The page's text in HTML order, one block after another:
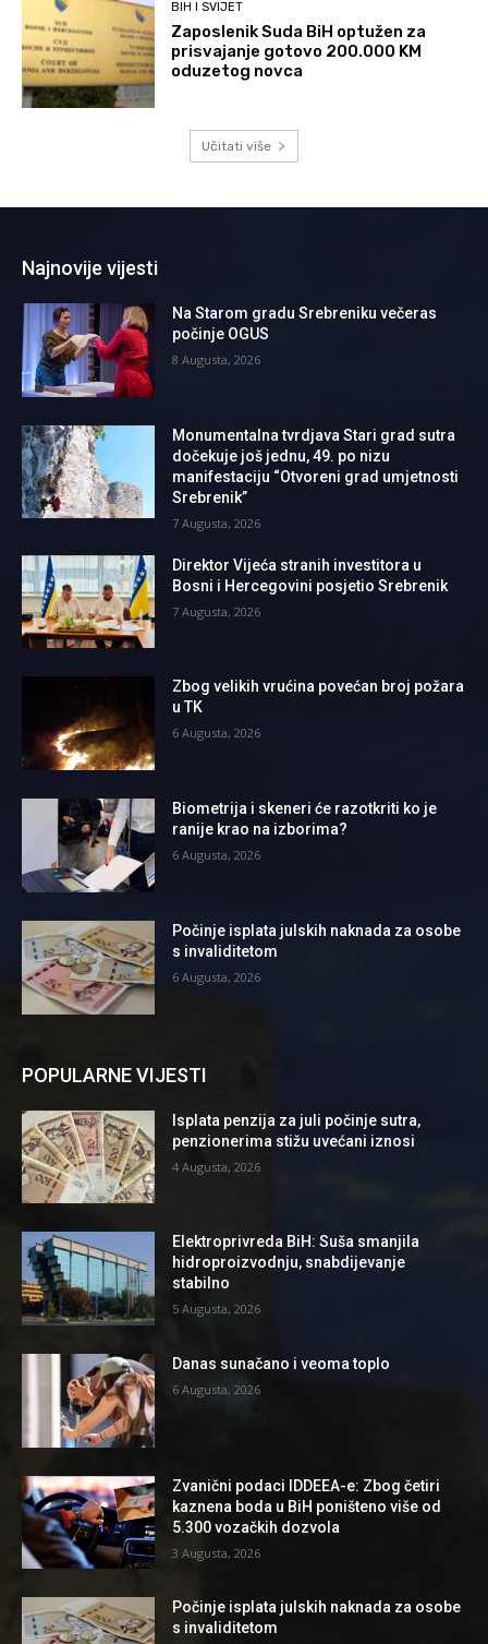
BIH I SVIJET
Zaposlenik Suda BiH optužen za
prisvajanje gotovo 200.000 KM
oduzetog novca
Učitati više
Najnovije vijesti
Na Starom gradu Srebreniku večeras
počinje OGUS
8 Augusta, 2026
Monumentalna tvrdjava Stari grad sutra
dočekuje još jednu, 49. po nizu
manifestaciju “Otvoreni grad umjetnosti
Srebrenik”
7 Augusta, 2026
Direktor Vijeća stranih investitora u
Bosni i Hercegovini posjetio Srebrenik
7 Augusta, 2026
Zbog velikih vrućina povećan broj požara
u TK
6 Augusta, 2026
Biometrija i skeneri će razotkriti ko je
ranije krao na izborima?
6 Augusta, 2026
Počinje isplata julskih naknada za osobe
s invaliditetom
6 Augusta, 2026
POPULARNE VIJESTI
Isplata penzija za juli počinje sutra,
penzionerima stižu uvećani iznosi
4 Augusta, 2026
Elektroprivreda BiH: Suša smanjila
hidroproizvodnju, snabdijevanje
stabilno
5 Augusta, 2026
Danas sunačano i veoma toplo
6 Augusta, 2026
Zvanični podaci IDDEEA-e: Zbog četiri
kaznena boda u BiH poništeno više od
5.300 vozačkih dozvola
3 Augusta, 2026
Počinje isplata julskih naknada za osobe
s invaliditetom